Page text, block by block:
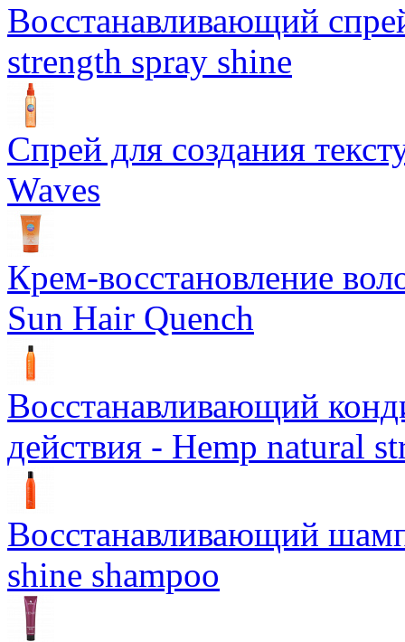
Восстанавливающий
strength spray shine
Спрей для создания
Waves
Крем-восстановление
Sun Hair Quench
Восстанавливающий
действия - Hemp natural
Восстанавливающий
shine shampoo